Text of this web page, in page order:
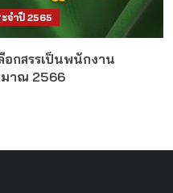
จำปี 2565
อกสรรเป็นพนักงาน
มาณ 2566